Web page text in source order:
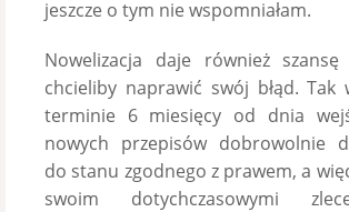
jeszcze o tym nie wspomniałam.
Nowelizacja daje również
chcieliby naprawić swój błąd. Tak
terminie 6 miesięcy od dnia
nowych przepisów dobrowolnie
do stanu zgodnego z prawem, a
swoim dotychczasowymi